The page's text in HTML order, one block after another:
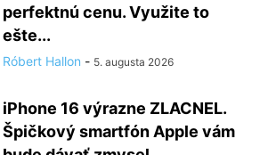
perfektnú cenu. Využite to
ešte...
Róbert Hallon - 5. augusta 2026
iPhone 16 výrazne ZLACNEL.
Špičkový smartfón Apple vám